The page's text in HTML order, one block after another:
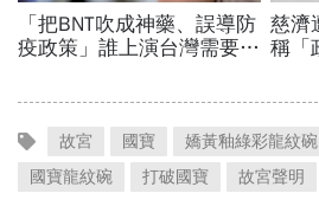
故宮 國寶 嬌黃釉綠彩龍紋碗
國寶龍紋碗
打破國寶 故宮聲明